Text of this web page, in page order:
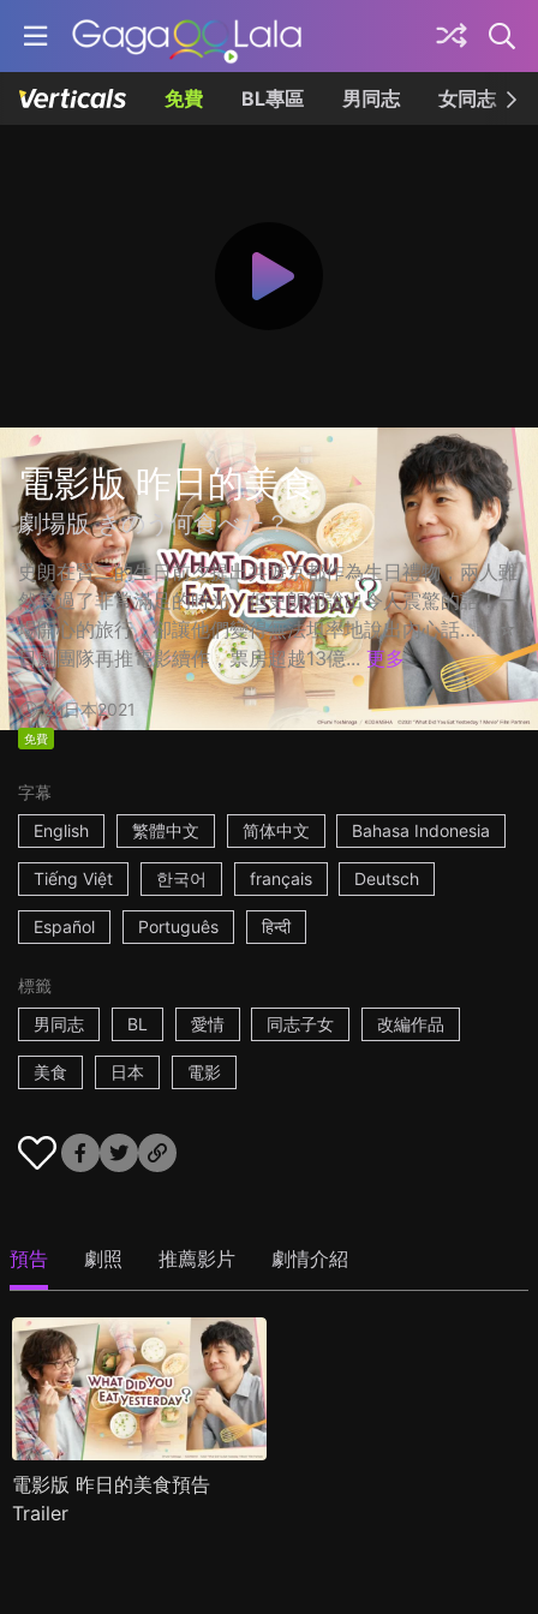
免費 BL專區 男同志 女同志
電影版 昨日的美食
劇場版 きのう何食べた？
史朗在賢二的生日前夕提出共遊京都作為生日禮物，兩人雖
然度過了非常滿足的時光，但史朗卻說出令人震驚的話！一
場開心的旅行，卻讓他們變得無法坦率地說出內心話…… ☆
日劇團隊再推電影續作，票房超越13億... 更多
2h日本2021
免費
字幕
English
繁體中文 简体中文 Bahasa Indonesia
Tiếng Việt 한국어 français Deutsch
Español Português हिन्दी
標籤
男同志
BL 愛情 同志子女 改編作品
美食 日本 電影
預告 劇照 推薦影片 劇情介紹
電影版 昨日的美食預告
Trailer